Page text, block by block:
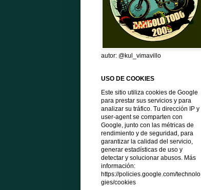
autor: @kul_vimavillo
USO DE COOKIES
Este sitio utiliza cookies de Google
para prestar sus servicios y para
analizar su tráfico. Tu dirección IP y
user-agent se comparten con
Google, junto con las métricas de
rendimiento y de seguridad, para
garantizar la calidad del servicio,
generar estadísticas de uso y
detectar y solucionar abusos. Más
información:
https://policies.google.com/technolo
gies/cookies